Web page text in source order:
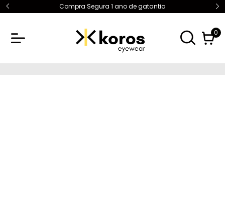
Frete Grátis para todo Brasil
0